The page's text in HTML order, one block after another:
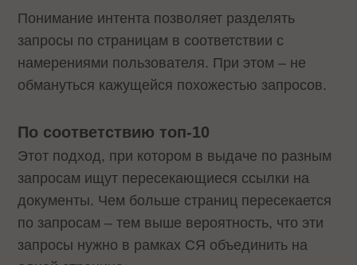
Понимание интента позволяет разделять
запросы по страницам в соответствии с
намерениями пользователя. При этом – не
обмануться кажущейся похожестью запросов.
По соответствию топ-10
Этот подход, при котором в выдаче по разным
запросам ищут пересекающиеся ссылки на
документы. Чем больше страниц пересекается
по запросам – тем выше вероятность, что эти
запросы нужно в рамках СЯ объединить на